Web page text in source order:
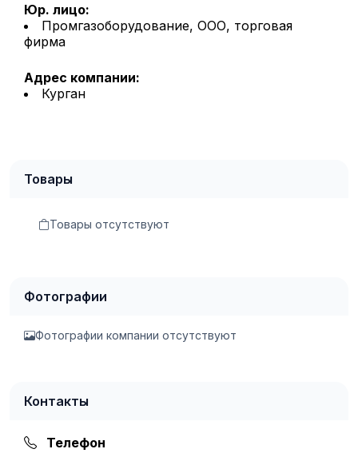
Юр. лицо:
Промгазоборудование, ООО, торговая
фирма
Адрес компании:
Курган
Товары
Товары отсутствуют
Фотографии
Фотографии компании отсутствуют
Контакты
Телефон